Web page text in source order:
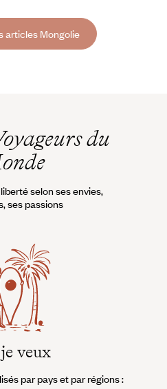
articles Mongolie
du
selon ses envies,
ses passions
veux
par pays et par régions :